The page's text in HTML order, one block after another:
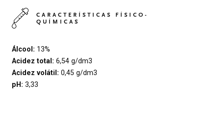
CARACTERÍSTICAS FÍSICO-
QUÍMICAS
Álcool: 13%
Acidez total: 6,54 g/dm3
Acidez volátil: 0,45 g/dm3
pH: 3,33